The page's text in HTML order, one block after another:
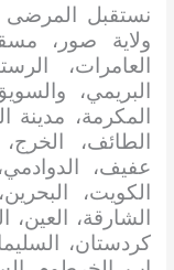
نستقبل
ولاية صور،
العامرات،
البريمي،
المكرمة، مدينة
الطائف،
عفيف،
الكويت،
الشارقة، العين،
كردستان،